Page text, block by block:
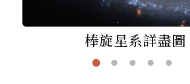
棒旋星系詳盡圖